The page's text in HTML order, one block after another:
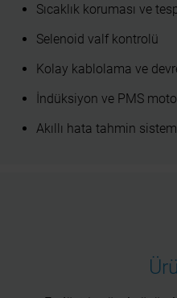
Sıcaklık koruması ve
Selenoid valf kontrolü
Kolay kablolama ve
İndüksiyon ve PMS
Akıllı hata tahmin